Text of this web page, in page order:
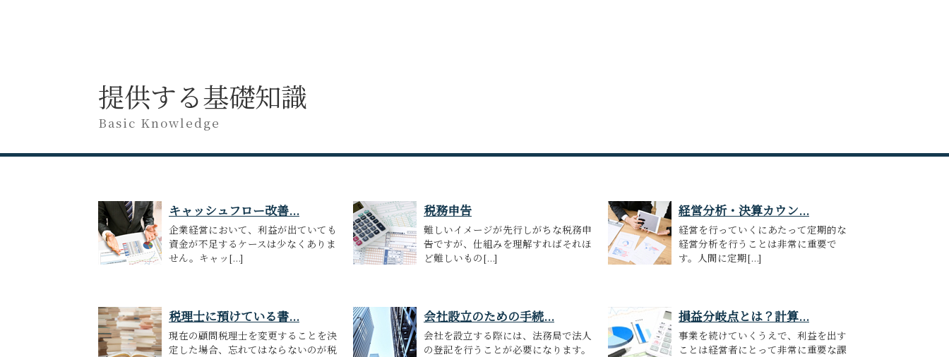
提供する基礎知識
Basic Knowledge
キャッシュフロー改善...
企業経営において、利益が出ていても
資金が不足するケースは少なくありま
せん。キャッ[...]
税務申告
難しいイメージが先行しがちな税務申
告ですが、仕組みを理解すればそれほ
ど難しいもの[...]
経営分析・決算カウン...
経営を行っていくにあたって定期的な
経営分析を行うことは非常に重要で
す。人間に定期[...]
税理士に預けている書...
現在の顧問税理士を変更することを決
定した場合、忘れてはならないのが税
会社設立のための手続...
会社を設立する際には、法務局で法人
の登記を行うことが必要になります。
損益分岐点とは？計算...
事業を続けていくうえで、利益を出す
ことは経営者にとって非常に重要な課